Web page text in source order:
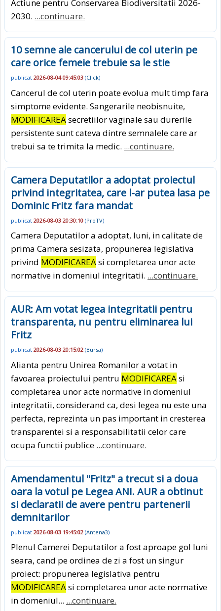
Actiune pentru Conservarea Biodiversitatii 2026-
2030. ...continuare.
10 semne ale cancerului de col uterin pe
care orice femeie trebuie sa le stie
publicat 2026-08-04 09:45:03 (Click)
Cancerul de col uterin poate evolua mult timp fara
simptome evidente. Sangerarile neobisnuite,
MODIFICAREAsecretiilor vaginale sau durerile
persistente sunt cateva dintre semnalele care ar
trebui sa te trimita la medic. ...continuare.
Camera Deputatilor a adoptat proiectul
privind integritatea, care l-ar putea lasa pe
Dominic Fritz fara mandat
publicat 2026-08-03 20:30:10 (ProTV)
Camera Deputatilor a adoptat, luni, in calitate de
prima Camera sesizata, propunerea legislativa
privind MODIFICAREAsi completarea unor acte
normative in domeniul integritatii. ...continuare.
AUR: Am votat legea integritatii pentru
transparenta, nu pentru eliminarea lui
Fritz
publicat 2026-08-03 20:15:02 (Bursa)
Alianta pentru Unirea Romanilor a votat in
favoarea proiectului pentru MODIFICAREAsi
completarea unor acte normative in domeniul
integritatii, considerand ca, desi legea nu este una
perfecta, reprezinta un pas important in cresterea
transparentei si a responsabilitatii celor care
ocupa functii publice ...continuare.
Amendamentul "Fritz" a trecut si a doua
oara la votul pe Legea ANI. AUR a obtinut
si declaratii de avere pentru partenerii
demnitarilor
publicat 2026-08-03 19:45:02 (Antena3)
Plenul Camerei Deputatilor a fost aproape gol luni
seara, cand pe ordinea de zi a fost un singur
proiect: propunerea legislativa pentru
MODIFICAREAsi completarea unor acte normative
in domeniul... ...continuare.